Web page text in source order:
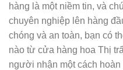
hàng là một niềm tin, và
chuyên nghiệp lên hàng
chóng và an toàn, bạn có
nào từ cửa hàng hoa Thị
người nhận một cách hoàn